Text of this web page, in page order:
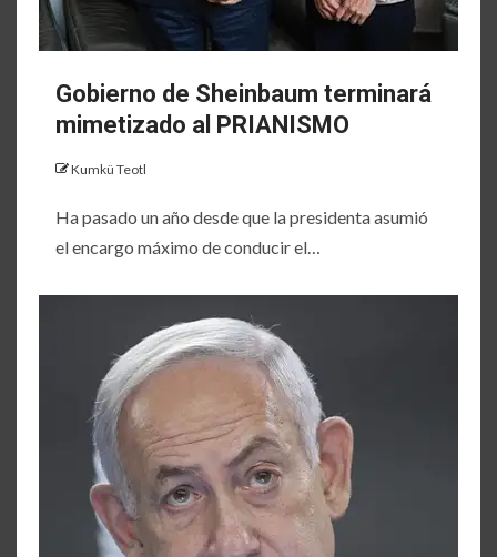
Gobierno de Sheinbaum terminará
mimetizado al PRIANISMO
Kumkü Teotl
Ha pasado un año desde que la presidenta asumió
el encargo máximo de conducir el…